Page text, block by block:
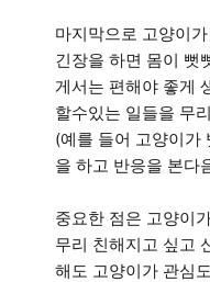
마지막으로 고양이
긴장을 하면 몸이 뻣
게서는 편해야 좋게
할수있는 일들을 무
(예를 들어 고양이가
을 하고 반응을 본다
중요한 점은 고양이
무리 친해지고 싶고
해도 고양이가 관심